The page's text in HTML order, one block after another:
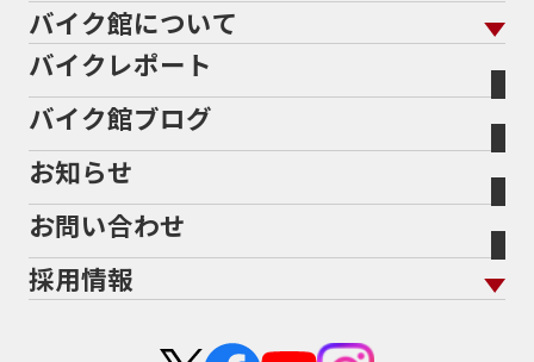
8耐8耐見に行きたい
946ml950S950cc
ADDRESSADDRESS 110ADVADV150
ADV160AEROX
AEROX155 ABS
ANNIVERSARYAPEAPE 100 DXAPEX
ARMORED CORE2
Address125
BALIUSⅡBANDIT
色から探す
スタイルから探す
排気量から探す
地域から探す
バイクを高く売るコツ
バイク買取の流れ
全国展開の強み
バイク買取強化車両
メーカー別買取相場・
ヤマハ
ホンダ
スズキ
トライアンフ
アプリリア
KTM
モトグッツイ
バイク車検
Bikeep
自賠責保険
任意保険
バイク保険無料見積り（現在未加入の方）
バイク保険無料見積り（他社でご加入の方）
盗難保険
店舗情報 トップ
北海道
宮城
福島
茨城
栃木
バイク館について
バイク館について トップ
バイク館が選ばれる理由
会社概要
沿革
二輪公正取引協議会加盟店
バイクレポート
バイク館ブログ
お知らせ
お問い合わせ
採用情報